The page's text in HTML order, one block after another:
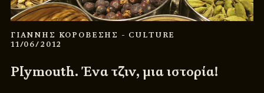
ΓΙΑΝΝΗΣ ΚΟΡΟΒΕΣΗΣ - CULTURE
11/06/2012
Plymouth. Ένα τζιν, μια ιστορία!